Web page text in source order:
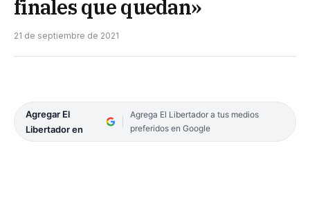
finales que quedan»
21 de septiembre de 2021
Agregar El
Libertador en
Agrega El Libertador a tus medios
preferidos en Google